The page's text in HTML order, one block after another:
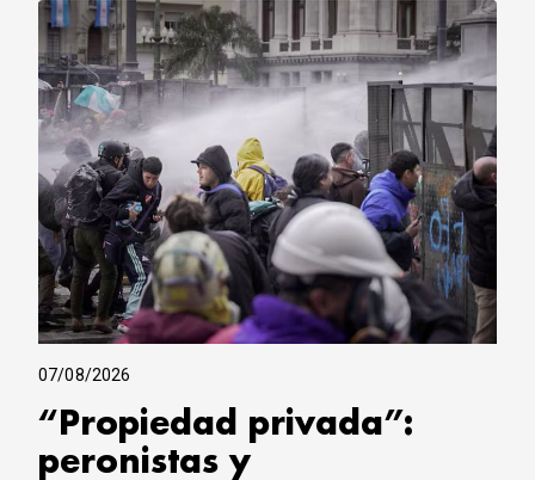
CORREO DE LECTORES
DEBATE
ARCHIVO
DECLARACIONES
OPINIÓN
ALTAMIRA RESPONDE
Política Obrera Revista
CONTACTO
07/08/2026
“Propiedad privada”:
peronistas y